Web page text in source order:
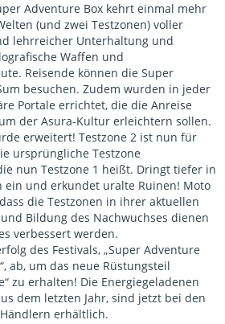
Adventure Box kehrt einmal mehr
(und zwei Testzonen) voller
lehrreicher Unterhaltung und
Waffen und
Reisende können die Super
besuchen. Zudem wurden in jeder
Portale errichtet, die die Anreise
der Asura-Kultur erleichtern sollen.
erweitert! Testzone 2 ist nun für
ursprüngliche Testzone
nun Testzone 1 heißt. Dringt tiefer in
und erkundet uralte Ruinen! Moto
die Testzonen in ihrer aktuellen
Bildung des Nachwuchses dienen
verbessert werden.
des Festivals, „Super Adventure
ab, um das neue Rüstungsteil
zu erhalten! Die Energiegeladenen
dem letzten Jahr, sind jetzt bei den
erhältlich.